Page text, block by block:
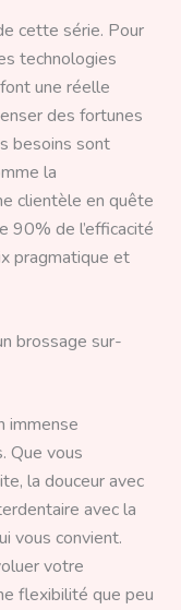
cette série. Pour
technologies
une réelle
des fortunes
besoins sont
la
clientèle en quête
90% de l’efficacité
pragmatique et
brossage sur-
immense
Que vous
la douceur avec
avec la
vous convient.
votre
flexibilité que peu